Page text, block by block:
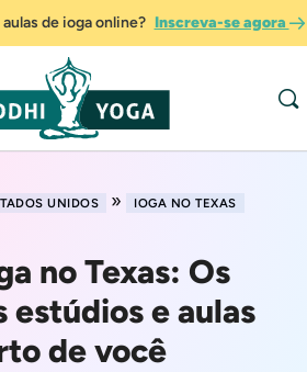
de ioga online? Inscreva-se agora
UNIDOS » IOGA NO TEXAS
no Texas: Os
estúdios e aulas
de você